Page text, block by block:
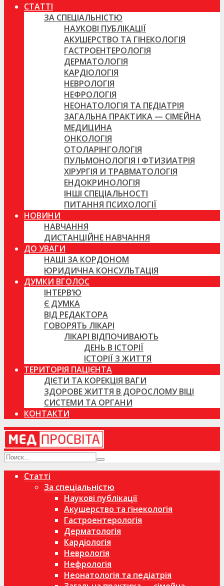
СТАТТІ
ЗА СПЕЦІАЛЬНІСТЮ
НАУКОВІ ПУБЛІКАЦІЇ
АКУШЕРСТВО ТА ГІНЕКОЛОГІЯ
ГАСТРОЕНТЕРОЛОГІЯ
ДЕРМАТОЛОГІЯ
КАРДІОЛОГІЯ
НЕВРОЛОГІЯ
НЕФРОЛОГІЯ
НЕОНАТОЛОГІЯ ТА ПЕДІАТРІЯ
ЗАГАЛЬНА ПРАКТИКА — СІМЕЙНА
МЕДИЦИНА
ОНКОЛОГІЯ
ОТОЛАРІНГОЛОГІЯ
ПУЛЬМОНОЛОГІЯ І ФТИЗИАТРІЯ
ХІРУРГІЯ И ТРАВМАТОЛОГІЯ
ЕНДОКРИНОЛОГІЯ
ІНШІ СПЕЦІАЛЬНОСТІ
ПИТАННЯ ПСИХОЛОГІЇ
НОВИНИ
НАВЧАННЯ
ДИСТАНЦІЙНЕ НАВЧАННЯ
ДО УВАГИ
НАШІ ЗА КОРДОНОМ
ЮРИДИЧНА КОНСУЛЬТАЦІЯ
ДУМКИ ВГОЛОС
ІНТЕРВ’Ю
Є ДУМКА
ВІД РЕДАКТОРА
ГОВОРЯТЬ ЛІКАРІ
ЛІКАРІ ВІДПОЧИВАЮТЬ
ДЕНЬ В ІСТОРІЇ
ІСТОРІЇ З ЖИТТЯ
ТЕРИТОРІЯ ПАЦІЄНТА
ДІЄТИ ТА КОРЕКЦІЯ ВАГИ
ЗДОРОВЕ ЖИТТЯ В ДОРОСЛОМУ ВІЦІ
СИСТЕМИ ТА ОРГАНИ
КОНТАКТИ
Статті
За спеціальністю
Наукові публікації
Акушерство та гінекологія
Гастроентерологія
Дерматологія
Кардіологія
Неврологія
Нефрологія
Неонатологія та педіатрія